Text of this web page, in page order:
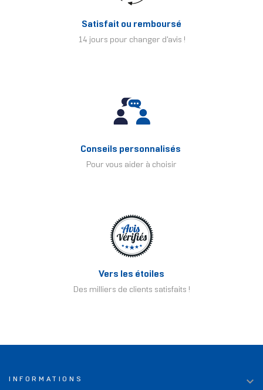
Satisfait ou remboursé
14 jours pour changer d'avis !
Conseils personnalisés
Pour vous aider à choisir
Vers les étoiles
Des milliers de clients satisfaits !
INFORMATIONS 